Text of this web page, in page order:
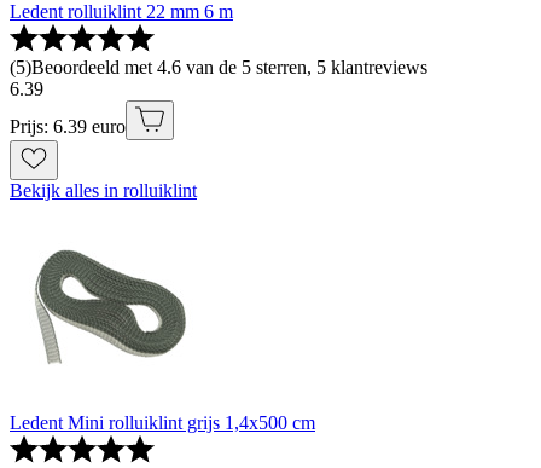
Ledent rolluiklint 22 mm 6 m
(5)Beoordeeld met 4.6 van de 5 sterren, 5 klantreviews
6.39
Prijs: 6.39 euro
Bekijk alles in rolluiklint
Ledent Mini rolluiklint grijs 1,4x500 cm